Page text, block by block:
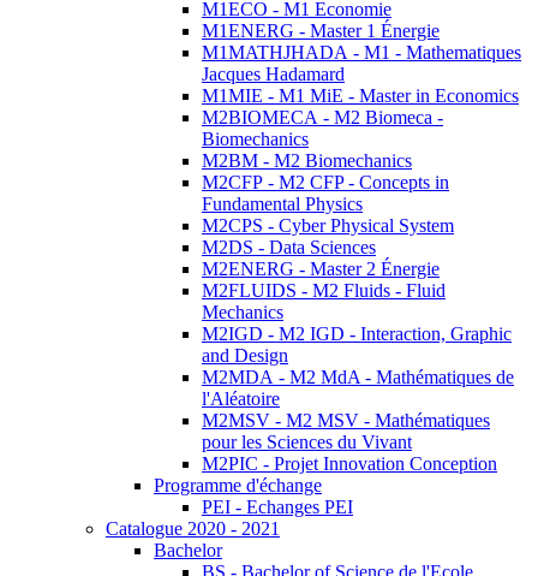
M1ECO - M1 Economie
M1ENERG - Master 1 Énergie
M1MATHJHADA - M1 - Mathematiques
Jacques Hadamard
M1MIE - M1 MiE - Master in Economics
M2BIOMECA - M2 Biomeca -
Biomechanics
M2BM - M2 Biomechanics
M2CFP - M2 CFP - Concepts in
Fundamental Physics
M2CPS - Cyber Physical System
M2DS - Data Sciences
M2ENERG - Master 2 Énergie
M2FLUIDS - M2 Fluids - Fluid
Mechanics
M2IGD - M2 IGD - Interaction, Graphic
and Design
M2MDA - M2 MdA - Mathématiques de
l'Aléatoire
M2MSV - M2 MSV - Mathématiques
pour les Sciences du Vivant
M2PIC - Projet Innovation Conception
Programme d'échange
PEI - Echanges PEI
Catalogue 2020 - 2021
Bachelor
BS - Bachelor of Science de l'Ecole